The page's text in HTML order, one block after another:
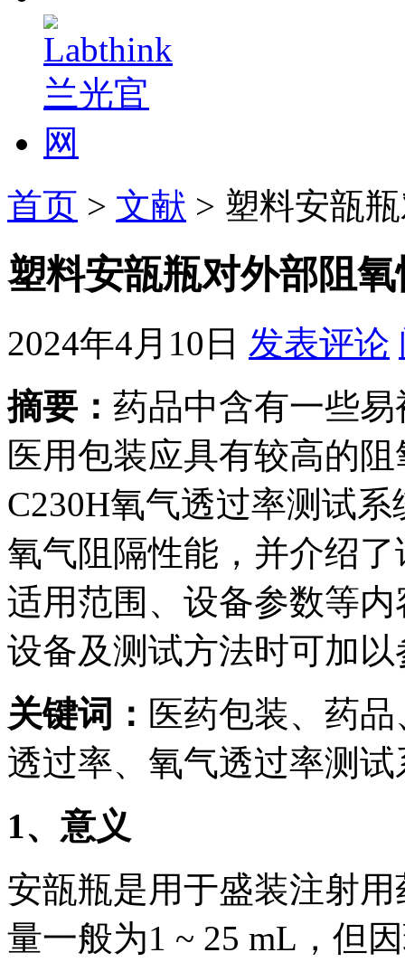
首页 > 文献 > 塑料安瓿
塑料安瓿瓶对外部阻
2024年4月10日 发表评论
摘要： 药品中含有一些
医用包装应具有较高的
C230H氧气透过率测试
氧气阻隔性能，并介绍
适用范围、设备参数等
设备及测试方法时可加以
关键词： 医药包装、药
透过率、氧气透过率测试
1、意义
安瓿瓶是用于盛装注射
量一般为1 ~ 25 mL，但